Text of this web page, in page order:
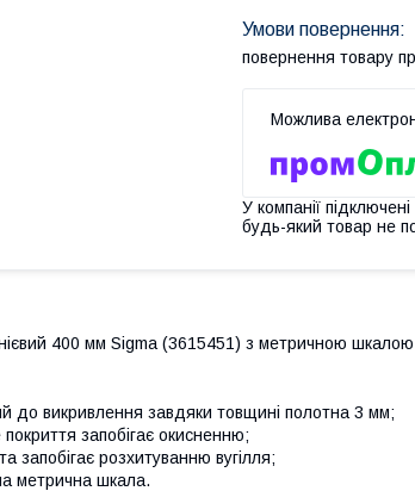
повернення товару
У компанії
будь-який товар не
400 мм Sigma (3615451) з метричною
до викривлення завдяки товщині полотна 3 мм;
запобігає окисненню;
запобігає розхитуванню вугілля;
метрична шкала.